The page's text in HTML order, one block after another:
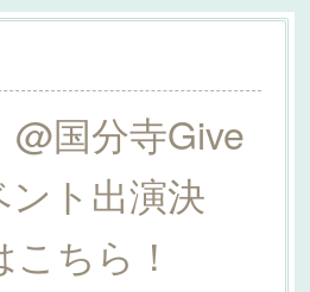
@国分寺Give
ト出演決
ちら！